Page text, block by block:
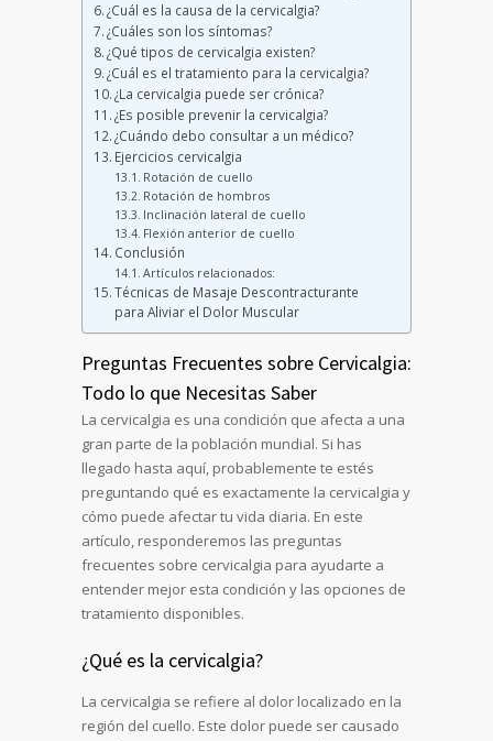
¿Cuál es la causa de la cervicalgia?
¿Cuáles son los síntomas?
¿Qué tipos de cervicalgia existen?
¿Cuál es el tratamiento para la cervicalgia?
¿La cervicalgia puede ser crónica?
¿Es posible prevenir la cervicalgia?
¿Cuándo debo consultar a un médico?
Ejercicios cervicalgia
Rotación de cuello
Rotación de hombros
Inclinación lateral de cuello
Flexión anterior de cuello
Conclusión
Artículos relacionados:
Técnicas de Masaje Descontracturante
para Aliviar el Dolor Muscular
Preguntas Frecuentes sobre Cervicalgia:
Todo lo que Necesitas Saber
La cervicalgia es una condición que afecta a una
gran parte de la población mundial. Si has
llegado hasta aquí, probablemente te estés
preguntando qué es exactamente la cervicalgia y
cómo puede afectar tu vida diaria. En este
artículo, responderemos las preguntas
frecuentes sobre cervicalgia para ayudarte a
entender mejor esta condición y las opciones de
tratamiento disponibles.
¿Qué es la cervicalgia?
La cervicalgia se refiere al dolor localizado en la
región del cuello. Este dolor puede ser causado